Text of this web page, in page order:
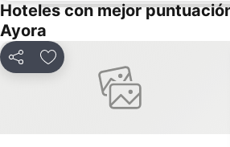
Hoteles con mejor
Ayora
CompartirAgregar a favoritos